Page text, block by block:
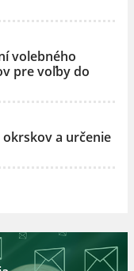
volebného
pre voľby do
a určenie